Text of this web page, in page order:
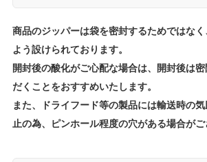
商品のジッパーは袋を密封するためではな
よう設けられております。
開封後の酸化がご心配な場合は、開封後は
だくことをおすすめいたします。
また、ドライフード等の製品には輸送時の
止の為、ピンホール程度の穴がある場合がご